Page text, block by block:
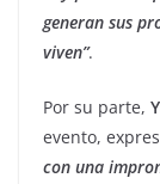
generan sus
viven”.
Por su parte,
evento,
con una